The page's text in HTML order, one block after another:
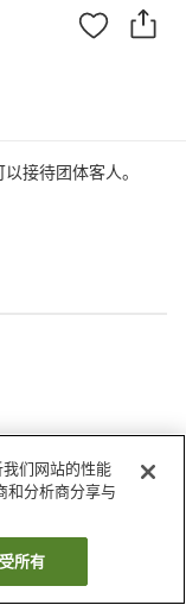
接待团体客人。
们网站的性能
和分析商分享与
所有